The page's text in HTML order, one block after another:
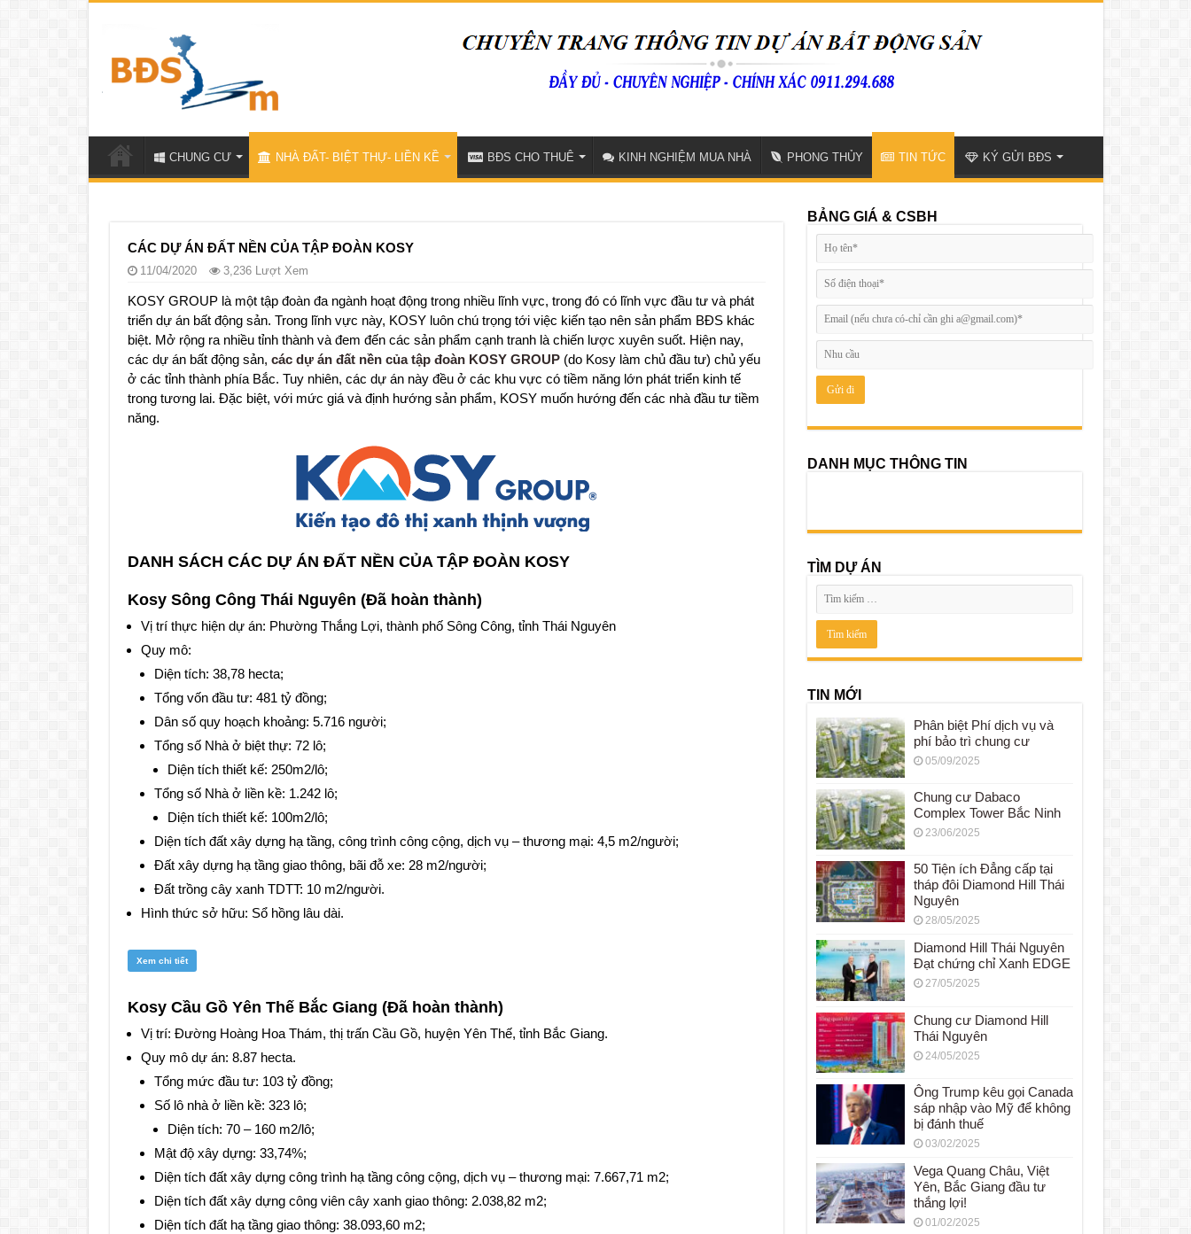
CHUNG CƯ NHÀ ĐẤT- BIỆT THỰ- LIỀN KỀ BĐS CHO THUÊ KINH NGHIỆM MUA NHÀ PHONG THỦY TIN TỨC KÝ GỬI BĐS
CÁC DỰ ÁN ĐẤT NỀN CỦA TẬP ĐOÀN KOSY
11/04/2020 3,236 Lượt Xem
KOSY GROUP là một tập đoàn đa ngành hoạt động trong nhiều lĩnh vực, trong đó có lĩnh vực đầu tư và phát
triển dự án bất động sản. Trong lĩnh vực này, KOSY luôn chú trọng tới việc kiến tạo nên sản phẩm BĐS khác
biệt. Mở rộng ra nhiều tỉnh thành và đem đến các sản phẩm cạnh tranh là chiến lược xuyên suốt. Hiện nay,
các dự án bất động sản, các dự án đất nền của tập đoàn KOSY GROUP(do Kosy làm chủ đầu tư) chủ yếu
ở các tỉnh thành phía Bắc. Tuy nhiên, các dự án này đều ở các khu vực có tiềm năng lớn phát triển kinh tế
trong tương lai. Đặc biệt, với mức giá và định hướng sản phẩm, KOSY muốn hướng đến các nhà đầu tư tiềm
năng.
DANH SÁCH CÁC DỰ ÁN ĐẤT NỀN CỦA TẬP ĐOÀN KOSY
Kosy Sông Công Thái Nguyên (Đã hoàn thành)
Vị trí thực hiện dự án: Phường Thắng Lợi, thành phố Sông Công, tỉnh Thái Nguyên
Quy mô:
Diện tích: 38,78 hecta;
Tổng vốn đầu tư: 481 tỷ đồng;
Dân số quy hoạch khoảng: 5.716 người;
Tổng số Nhà ở biệt thự: 72 lô;
Diện tích thiết kế: 250m2/lô;
Tổng số Nhà ở liền kề: 1.242 lô;
Diện tích thiết kế: 100m2/lô;
Diện tích đất xây dựng hạ tầng, công trình công cộng, dịch vụ – thương mại: 4,5 m2/người;
Đất xây dựng hạ tầng giao thông, bãi đỗ xe: 28 m2/người;
Đất trồng cây xanh TDTT: 10 m2/người.
Hình thức sở hữu: Sổ hồng lâu dài.
Xem chi tiết
Kosy Cầu Gồ Yên Thế Bắc Giang (Đã hoàn thành)
Vị trí: Đường Hoàng Hoa Thám, thị trấn Cầu Gồ, huyện Yên Thế, tỉnh Bắc Giang.
Quy mô dự án: 8.87 hecta.
Tổng mức đầu tư: 103 tỷ đồng;
Số lô nhà ở liền kề: 323 lô;
Diện tích: 70 – 160 m2/lô;
Mật độ xây dựng: 33,74%;
Diện tích đất xây dựng công trình hạ tầng công cộng, dịch vụ – thương mại: 7.667,71 m2;
Diện tích đất xây dựng công viên cây xanh giao thông: 2.038,82 m2;
Diện tích đất hạ tầng giao thông: 38.093,60 m2;
BẢNG GIÁ & CSBH
DANH MỤC THÔNG TIN
TÌM DỰ ÁN
TIN MỚI
Phân biệt Phí dịch vụ và
phí bảo trì chung cư
05/09/2025
Chung cư Dabaco
Complex Tower Bắc Ninh
23/06/2025
50 Tiện ích Đẳng cấp tại
tháp đôi Diamond Hill Thái
Nguyên
28/05/2025
Diamond Hill Thái Nguyên
Đạt chứng chỉ Xanh EDGE
27/05/2025
Chung cư Diamond Hill
Thái Nguyên
24/05/2025
Ông Trump kêu gọi Canada
sáp nhập vào Mỹ để không
bị đánh thuế
03/02/2025
Vega Quang Châu, Việt
Yên, Bắc Giang đầu tư
thắng lợi!
01/02/2025